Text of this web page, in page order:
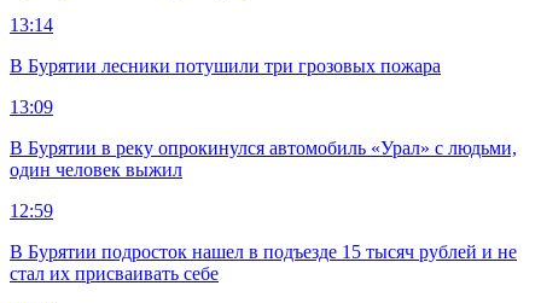
13:14
В Бурятии лесники потушили три грозовых пожара
13:09
В Бурятии в реку опрокинулся автомобиль «Урал» с людьми,
один человек выжил
12:59
В Бурятии подросток нашел в подъезде 15 тысяч рублей и не
стал их присваивать себе